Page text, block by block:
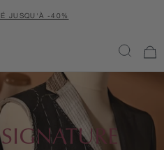
JUSQU'À -40%